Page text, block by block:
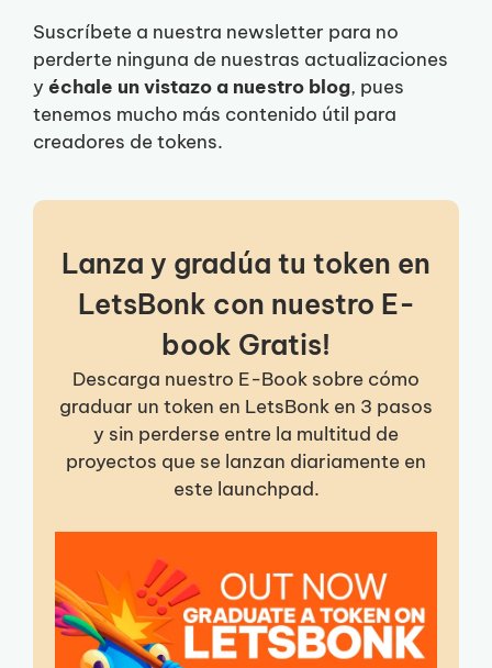
Suscríbete a nuestra newsletter para no
perderte ninguna de nuestras actualizaciones
yéchale un vistazo a nuestro blog, pues
tenemos mucho más contenido útil para
creadores de tokens.
Lanza y gradúa tu token en
LetsBonk con nuestro E-
book Gratis!
Descarga nuestro E-Book sobre cómo
graduar un token en LetsBonk en 3 pasos
y sin perderse entre la multitud de
proyectos que se lanzan diariamente en
este launchpad.